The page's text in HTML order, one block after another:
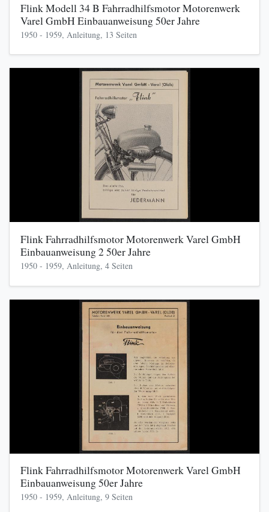
Flink Modell 34 B Fahrradhilfsmotor Motorenwerk
Varel GmbH Einbauanweisung 50er Jahre
1950 - 1959, Anleitung, 13 Seiten
Flink Fahrradhilfsmotor Motorenwerk Varel GmbH
Einbauanweisung 2 50er Jahre
1950 - 1959, Anleitung, 4 Seiten
Flink Fahrradhilfsmotor Motorenwerk Varel GmbH
Einbauanweisung 50er Jahre
1950 - 1959, Anleitung, 9 Seiten